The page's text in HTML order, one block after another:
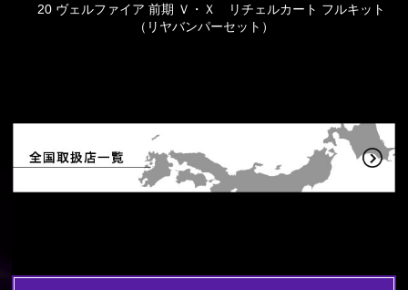
20 ヴェルファイア 前期 Ｖ・Ｘ リチェルカート フルキット
（リヤバンパーセット）